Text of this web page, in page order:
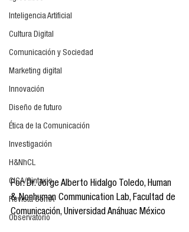
Inteligencia Artificial
Cultura Digital
Comunicación y Sociedad
Marketing digital
Innovación
Diseño de futuro
Ética de la Comunicación
Investigación
H&NhCL
CICA/Sintaxis
Revista ComA
Observatorio
Por: Dr. Jorge Alberto Hidalgo Toledo, Human
& Nonhuman Communication Lab, Facultad de
Comunicación, Universidad Anáhuac México